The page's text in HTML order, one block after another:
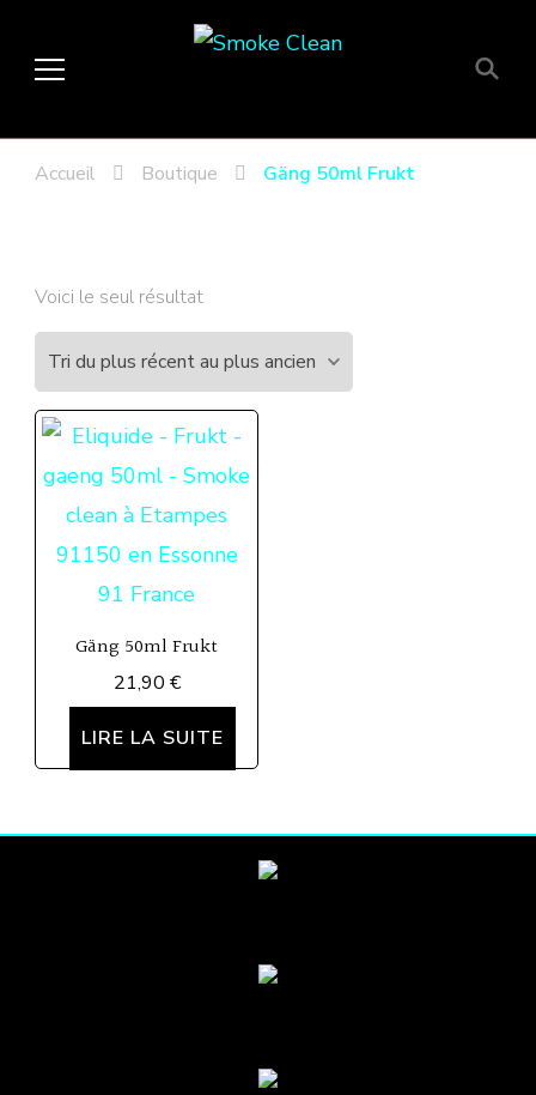
Smoke Clean
Accueil Boutique Gäng 50ml Frukt
Voici le seul résultat
Gäng 50ml Frukt
21,90 €
LIRE LA SUITE